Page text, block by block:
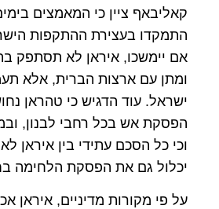
קאליבאף ציין כי המאמצים
התמקדו בעצירת ההתקפות
אם יימשכו, איראן לא תסתפק
ומתן עם ארצות הברית, אלא
ישראל. עוד הדגיש כי טהראן
הפסקת אש בכל רחבי לבנון,
וכי כל הסכם עתידי בין איראן
יכלול גם את הפסקת הלחימה
על פי מקורות מדיניים, איראן